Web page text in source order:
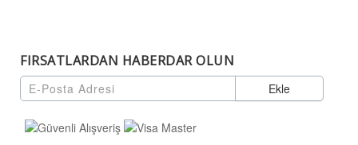
FIRSATLARDAN HABERDAR OLUN
Ekle